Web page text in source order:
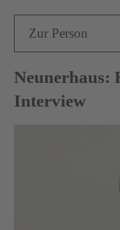
Zur Person
Neunerhaus:
Interview